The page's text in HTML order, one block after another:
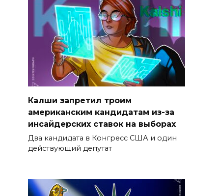
Калши запретил троим
американским кандидатам из-за
инсайдерских ставок на выборах
Два кандидата в Конгресс США и один
действующий депутат